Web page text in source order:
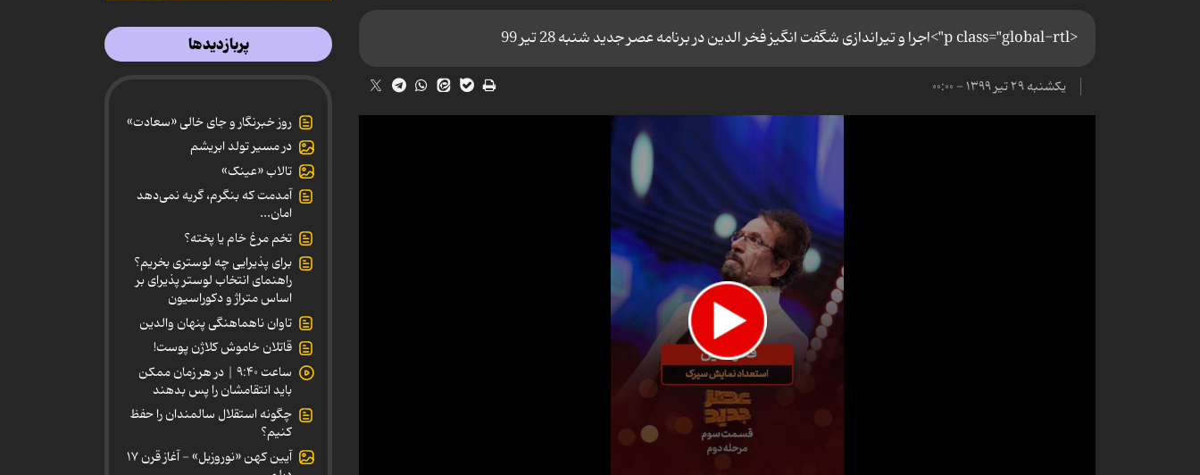
<p class="global-rtl">اجرا و تیراندازی شگفت انگیز فخر الدین در برنامه عصر جدید شنبه 28 تیر 99
یکشنبه ۲۹ تیر ۱۳۹۹ - ۰۰:۰۰
پربازدیدها
روز خبرنگار و جای خالی «سعادت»
در مسیر تولد ابریشم
تالاب «عینک»
آمدمت که بنگرم، گریه نمی‌دهد
امان...
تخم مرغ خام یا پخته؟
برای پذیرایی چه لوستری بخریم؟
راهنمای انتخاب لوستر پذیرای بر
اساس متراژ و دکوراسیون
تاوان ناهماهنگی پنهان والدین
قاتلان خاموش کلاژن پوست!
ساعت ۹:۴۰ | در هر زمان ممکن
باید انتقامشان را پس بدهند
چگونه استقلال سالمندان را حفظ
کنیم؟
آیین کهن «نوروزبل» - آغاز قرن ۱۷